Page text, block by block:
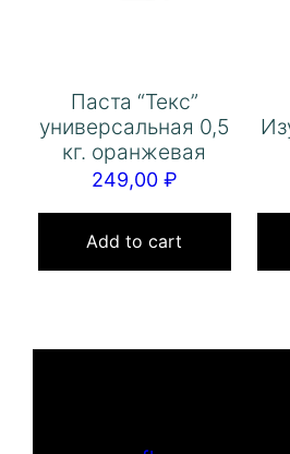
Паста “Текс”
универсальная 0,5
кг. оранжевая
249,00 ₽
Add to cart